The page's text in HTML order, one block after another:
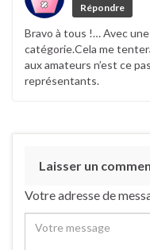
Répondre
Bravo à tous !… Avec
catégorie.Cela me
aux amateurs n’est ce
représentants.
Laisser un
Votre adresse de